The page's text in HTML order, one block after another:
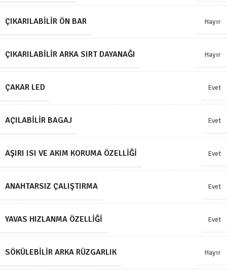
ÇIKARILABILIR ÖN BAR Hayır
ÇIKARILABILIR ARKA SIRT DAYANAĞI Hayır
ÇAKAR LED Evet
AÇILABILIR BAGAJ Evet
AŞIRI ISI VE AKIM KORUMA ÖZELLIĞI Evet
ANAHTARSIZ ÇALIŞTIRMA Evet
YAVAS HIZLANMA ÖZELLIĞI Evet
SÖKÜLEBILIR ARKA RÜZGARLIK Hayır